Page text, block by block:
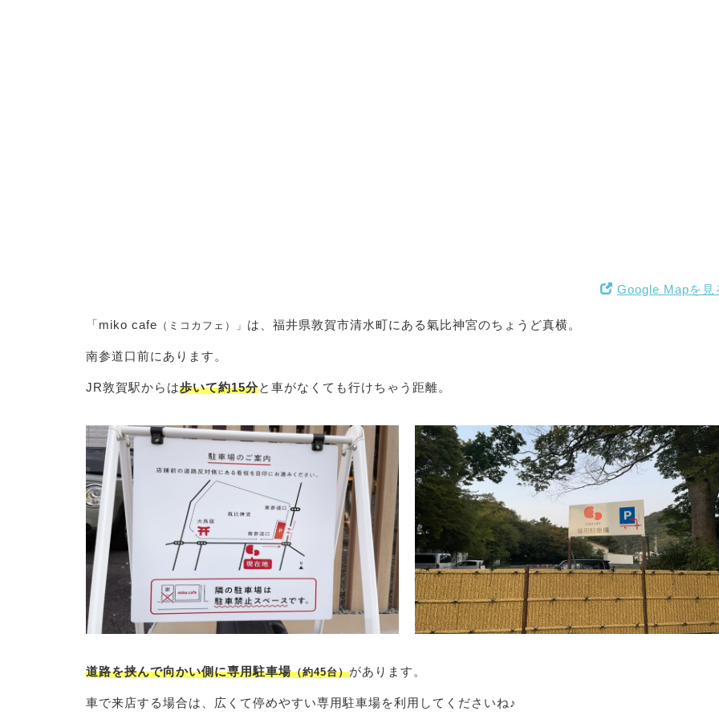
Google Mapを見
「miko cafe （ミコカフェ）」 は、福井県敦賀市清水町にある氣比神宮のちょうど真横。
南参道口前にあります。
JR敦賀駅からは歩いて約15分と車がなくても行けちゃう距離。
道路を挟んで向かい側に専用駐車場（約45台）があります。
車で来店する場合は、広くて停めやすい専用駐車場を利用してくださいね♪